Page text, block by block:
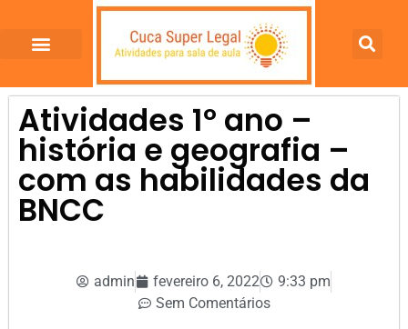
Atividades 1º ano –
história e geografia –
com as habilidades da
BNCC
admin fevereiro 6, 2022
9:33 pm
Sem Comentários